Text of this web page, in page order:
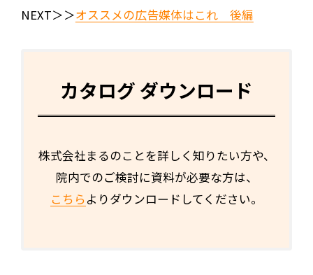
NEXT＞＞オススメの広告媒体はこれ 後編
カタログ ダウンロード
株式会社まるのことを詳しく知りたい方や、
院内でのご検討に資料が必要な方は、
こちらよりダウンロードしてください。